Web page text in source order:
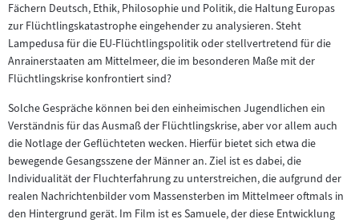
Fächern Deutsch, Ethik, Philosophie und Politik, die Haltung Europas
zur Flüchtlingskatastrophe eingehender zu analysieren. Steht
Lampedusa für die EU-Flüchtlingspolitik oder stellvertretend für die
Anrainerstaaten am Mittelmeer, die im besonderen Maße mit der
Flüchtlingskrise konfrontiert sind?
Solche Gespräche können bei den einheimischen Jugendlichen ein
Verständnis für das Ausmaß der Flüchtlingskrise, aber vor allem auch
die Notlage der Geflüchteten wecken. Hierfür bietet sich etwa die
bewegende Gesangsszene der Männer an. Ziel ist es dabei, die
Individualität der Fluchterfahrung zu unterstreichen, die aufgrund der
realen Nachrichtenbilder vom Massensterben im Mittelmeer oftmals in
den Hintergrund gerät. Im Film ist es Samuele, der diese Entwicklung